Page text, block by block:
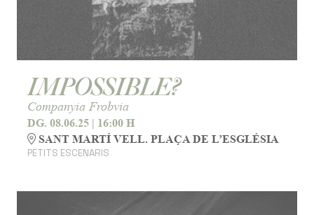
IMPOSSIBLE?
Companyia Frobvia
DG. 08.06.25 | 16:00 H
SANT MARTÍ VELL. PLAÇA DE L’ESGLÉSIA
PETITS ESCENARIS